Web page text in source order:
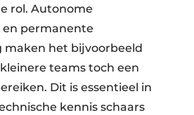
rol. Autonome
permanente
het bijvoorbeeld
teams toch een
Dit is essentieel in
kennis schaars